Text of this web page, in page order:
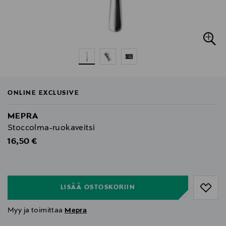
ONLINE EXCLUSIVE
MEPRA
Stoccolma-ruokaveitsi
Original Price
16,50 €
LISÄÄ OSTOSKORIIN
Myy ja toimittaa Mepra